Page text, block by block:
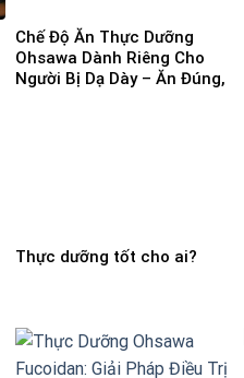
Chế Độ Ăn Thực Dưỡng
Ohsawa Dành Riêng Cho
Người Bị Dạ Dày – Ăn Đúng,
Thực dưỡng tốt cho ai?